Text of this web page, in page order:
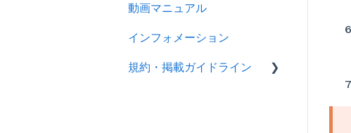
動画マニュアル
インフォメーション
規約・掲載ガイドライン